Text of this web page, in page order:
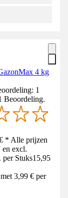
4 kg
1
Beoordeling.
* Alle prijzen
excl.
per Stuks15,95
3,99 € per